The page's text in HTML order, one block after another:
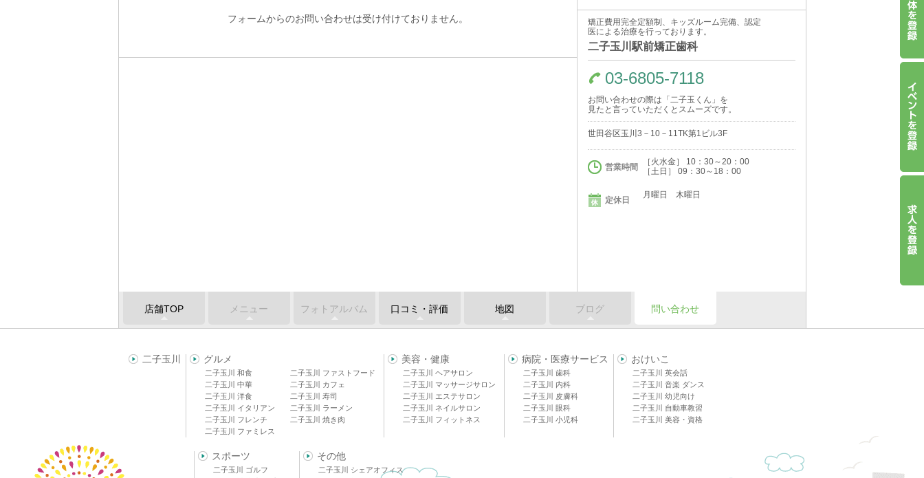
フォームからのお問い合わせは受け付けておりません。
矯正費用完全定額制、キッズルーム完備、認定
医による治療を行っております。
二子玉川駅前矯正歯科
03-6805-7118
お問い合わせの際は「二子玉くん」を
見たと言っていただくとスムーズです。
世田谷区玉川3－10－11TK第1ビル3F
営業時間
［火水金］ 10：30～20：00
［土日］ 09：30～18：00
定休日
月曜日 木曜日
店舗TOP メニュー フォトアルバム 口コミ・評価 地図 ブログ 問い合わせ
二子玉川 グルメ
二子玉川 和食
二子玉川 中華
二子玉川 洋食
二子玉川 イタリアン
二子玉川 フレンチ
二子玉川 ファミレス
二子玉川 ファストフード
二子玉川 カフェ
二子玉川 寿司
二子玉川 ラーメン
二子玉川 焼き肉
美容・健康
二子玉川 ヘアサロン
二子玉川 マッサージサロン
二子玉川 エステサロン
二子玉川 ネイルサロン
二子玉川 フィットネス
病院・医療サービス
二子玉川 歯科
二子玉川 内科
二子玉川 皮膚科
二子玉川 眼科
二子玉川 小児科
おけいこ
二子玉川 英会話
二子玉川 音楽 ダンス
二子玉川 幼児向け
二子玉川 自動車教習
二子玉川 美容・資格
スポーツ
二子玉川 ゴルフ
その他
二子玉川 シェアオフィス